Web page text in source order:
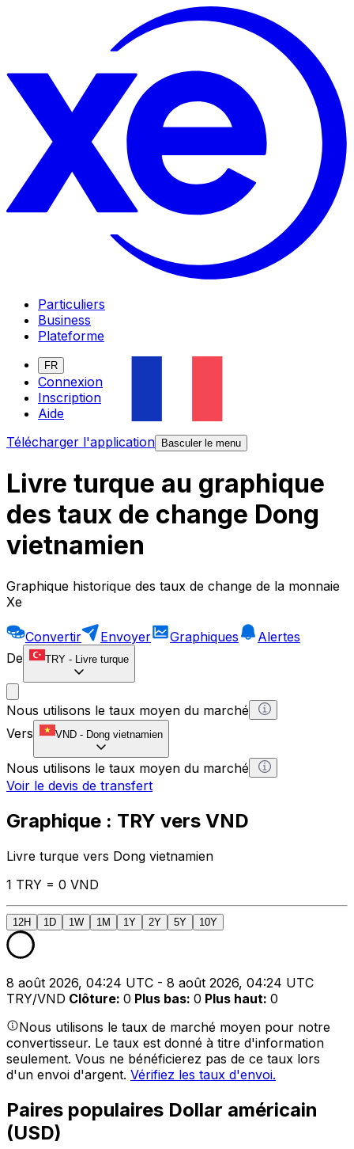
Particuliers
Business
Plateforme
FR
Connexion
Inscription
Aide
Télécharger l'application
Basculer le menu
Livre turque au graphique
des taux de change Dong
vietnamien
Graphique historique des taux de change de la monnaie
Xe
Convertir Envoyer Graphiques
Alertes
De
TRY - Livre turque
Nous utilisons le taux moyen du marché
Vers
VND - Dong vietnamien
Nous utilisons le taux moyen du marché
Voir le devis de transfert
Graphique : TRY vers VND
Livre turque vers Dong vietnamien
1 TRY = 0 VND
12H 1D 1W 1M 1Y 2Y 5Y 10Y
8 août 2026, 04:24 UTC - 8 août 2026, 04:24 UTC
TRY/VND Clôture: 0 Plus bas: 0 Plus haut: 0
Nous utilisons le taux de marché moyen pour notre
convertisseur. Le taux est donné à titre d'information
seulement. Vous ne bénéficierez pas de ce taux lors
d'un envoi d'argent. Vérifiez les taux d'envoi.
Paires populaires Dollar américain
(USD)